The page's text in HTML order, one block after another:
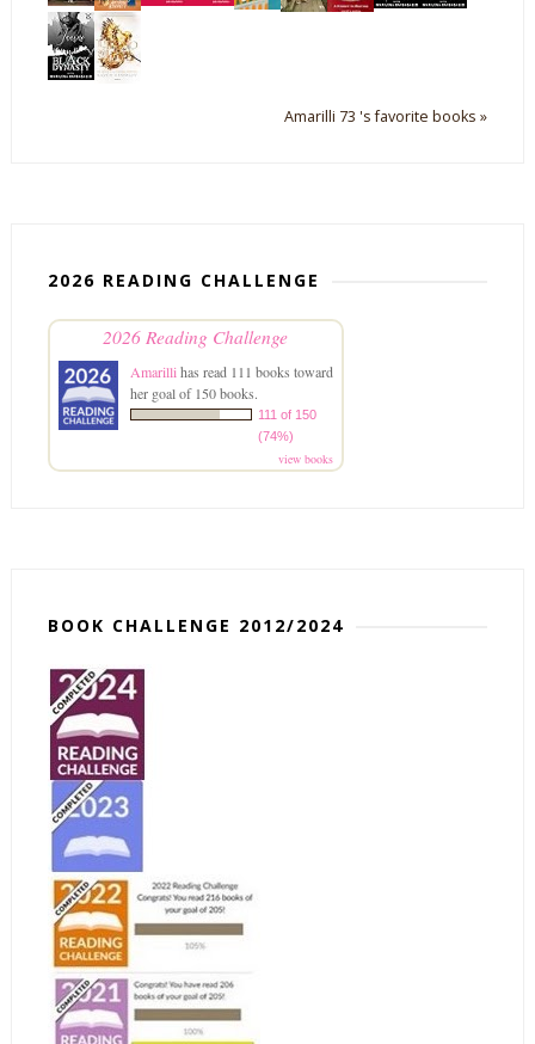
Amarilli 73 's favorite books »
2026 READING CHALLENGE
2026 Reading Challenge
Amarillihas read 111 books toward
her goal of 150 books.
111 of 150
(74%)
view books
BOOK CHALLENGE 2012/2024